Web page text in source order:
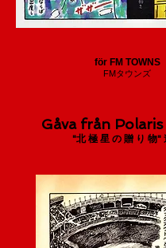
för FM TOWNS
FMタウンズ
Gåva från Polaris
"北 極 星 の 贈 り 物"